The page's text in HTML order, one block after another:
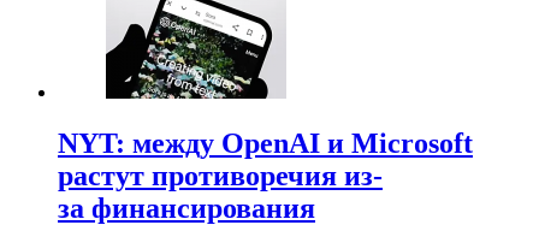
NYT: между OpenAI и Microsoft
растут противоречия из-
за финансирования